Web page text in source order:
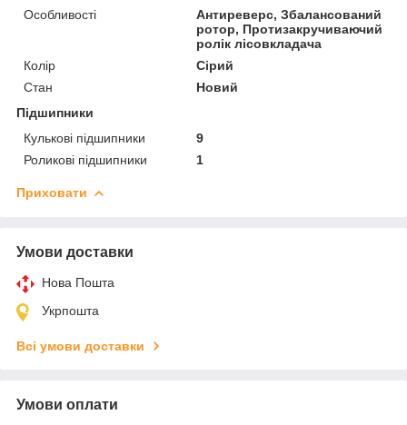
Особливості
Антиреверс, Збалансований
ротор, Протизакручиваючий
ролік лісовкладача
Колір
Сірий
Стан
Новий
Підшипники
Кулькові підшипники
9
Роликові підшипники
1
Приховати
Умови доставки
Нова Пошта
Укрпошта
Всі умови доставки
Умови оплати